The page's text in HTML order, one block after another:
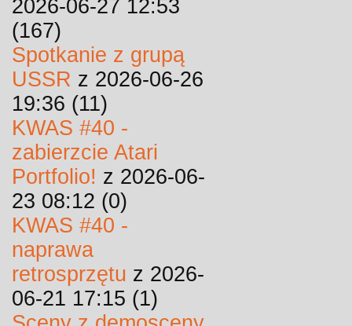
2026-06-27 12:53
(167)
Spotkanie z grupą
USSR z 2026-06-26
19:36 (11)
KWAS #40 -
zabierzcie Atari
Portfolio! z 2026-06-
23 08:12 (0)
KWAS #40 -
naprawa
retrosprzętu z 2026-
06-21 17:15 (1)